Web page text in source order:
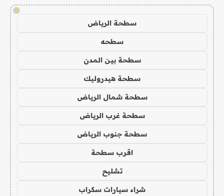
!
سطحة الرياض
سطحه
سطحة بين المدن
سطحة هيدروليك
سطحة شمال الرياض
سطحة غرب الرياض
سطحة جنوب الرياض
اقرب سطحة
تشليح
شراء سيارات سكراب